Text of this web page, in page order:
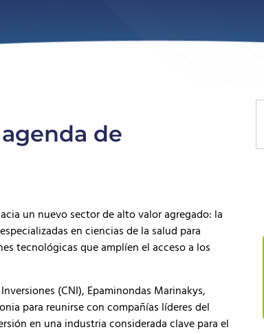
de
un nuevo sector de alto valor agregado: la
en ciencias de la salud para
tecnológicas que amplíen el acceso a los
(CNI), Epaminondas Marinakys,
para reunirse con compañías líderes del
en una industria considerada clave para el